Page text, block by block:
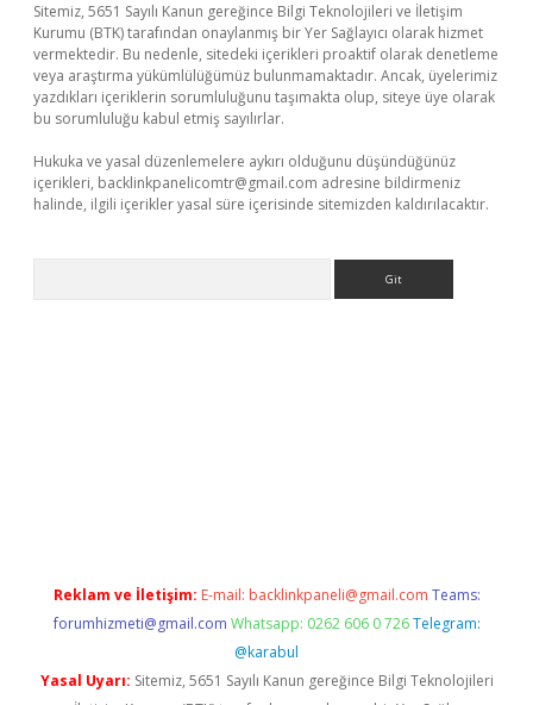
Sitemiz, 5651 Sayılı Kanun gereğince Bilgi Teknolojileri ve İletişim
Kurumu (BTK) tarafından onaylanmış bir Yer Sağlayıcı olarak hizmet
vermektedir. Bu nedenle, sitedeki içerikleri proaktif olarak denetleme
veya araştırma yükümlülüğümüz bulunmamaktadır. Ancak, üyelerimiz
yazdıkları içeriklerin sorumluluğunu taşımakta olup, siteye üye olarak
bu sorumluluğu kabul etmiş sayılırlar.
Hukuka ve yasal düzenlemelere aykırı olduğunu düşündüğünüz
içerikleri, backlinkpanelicomtr@gmail.com adresine bildirmeniz
halinde, ilgili içerikler yasal süre içerisinde sitemizden kaldırılacaktır.
Reklam ve İletişim: E-mail: backlinkpaneli@gmail.com Teams:
forumhizmeti@gmail.com Whatsapp: 0262 606 0 726 Telegram:
@karabul
Yasal Uyarı: Sitemiz, 5651 Sayılı Kanun gereğince Bilgi Teknolojileri